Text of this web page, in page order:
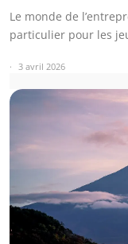
Le monde de
particulier pour les
3 avril 2026